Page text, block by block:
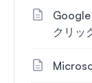
クリッ